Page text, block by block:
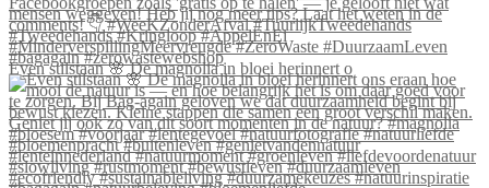
Even stilstaan 🌸 De magnolia in bloei herinnert o